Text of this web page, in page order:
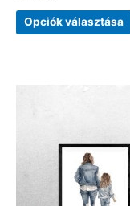
Opciók választása